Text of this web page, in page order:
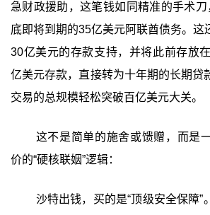
急财政援助，这笔钱如同精准的手术刀
底即将到期的35亿美元阿联酋债务。这
30亿美元的存款支持，并将此前存放
亿美元存款，直接转为十年期的长期贷
交易的总规模轻松突破百亿美元大关。
这不是简单的施舍或馈赠，而是
价的“硬核联姻”逻辑：
沙特出钱，买的是“顶级安全保障”‍